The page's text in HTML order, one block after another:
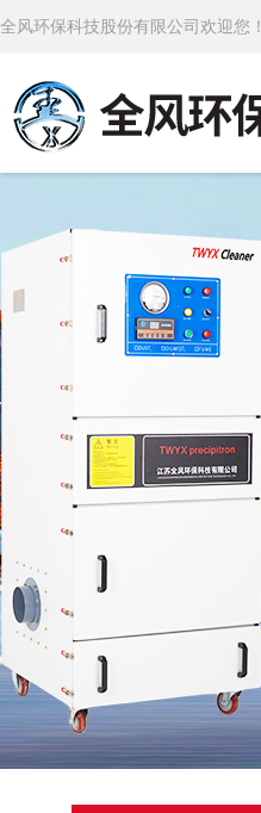
全风环保科技股份有限公司欢迎您！